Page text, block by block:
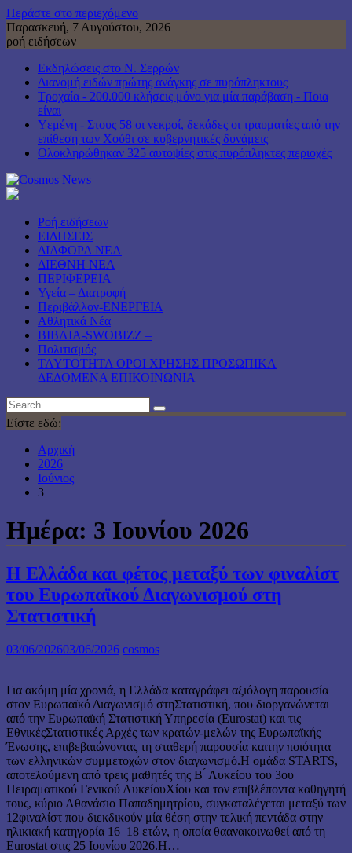
Περάστε στο περιεχόμενο
Παρασκευή, 7 Αυγούστου, 2026
ροή ειδήσεων
Εκδηλώσεις στο Ν. Σερρών
Διανομή ειδών πρώτης ανάγκης σε πυρόπληκτους
Τροχαία - 200.000 κλήσεις μόνο για μία παράβαση - Ποια
είναι
Υεμένη - Στους 58 οι νεκροί, δεκάδες οι τραυματίες από την
επίθεση των Χούθι σε κυβερνητικές δυνάμεις
Ολοκληρώθηκαν 325 αυτοψίες στις πυρόπληκτες περιοχές
Ροή ειδήσεων
ΕΙΔΗΣΕΙΣ
ΔΙΑΦΟΡΑ ΝΕΑ
ΔΙΕΘΝΗ ΝΕΑ
ΠΕΡΙΦΕΡΕΙΑ
Υγεία – Διατροφή
Περιβάλλον-ΕΝΕΡΓΕΙΑ
Αθλητικά Νέα
ΒΙΒΛΙΑ-SWOBIZZ –
Πολιτισμός
TAYTOTHTA ΟΡΟΙ ΧΡΗΣΗΣ ΠΡΟΣΩΠΙΚΑ
ΔΕΔΟΜΕΝΑ ΕΠΙΚΟΙΝΩΝΙΑ
Είστε εδώ:
Αρχική
2026
Ιούνιος
3
Ημέρα: 3 Ιουνίου 2026
Η Ελλάδα και φέτος μεταξύ των φιναλίστ
του Ευρωπαϊκού Διαγωνισμού στη
Στατιστική
03/06/202603/06/2026 cosmos
Για ακόμη μία χρονιά, η Ελλάδα καταγράφει αξιόλογη παρουσία
στον Ευρωπαϊκό Διαγωνισμό στηΣτατιστική, που διοργανώνεται
από την Ευρωπαϊκή Στατιστική Υπηρεσία (Eurostat) και τις
ΕθνικέςΣτατιστικές Αρχές των κρατών-μελών της Ευρωπαϊκής
Ένωσης, επιβεβαιώνοντας τη σταθερή παρουσία καιτην ποιότητα
των ελληνικών συμμετοχών στον διαγωνισμό.Η ομάδα STARTS,
αποτελούμενη από τρεις μαθητές της Β ́ Λυκείου του 3oυ
Πειραματικού Γενικού ΛυκείουΧίου και τον επιβλέποντα καθηγητή
τους, κύριο Αθανάσιο Παπαδημητρίου, συγκαταλέγεται μεταξύ των
12φιναλίστ που διεκδικούν μία θέση στην τελική πεντάδα στην
ηλικιακή κατηγορία 16–18 ετών, η οποία θαανακοινωθεί από τη
Eurostat στις 25 Ιουνίου 2026.Η…